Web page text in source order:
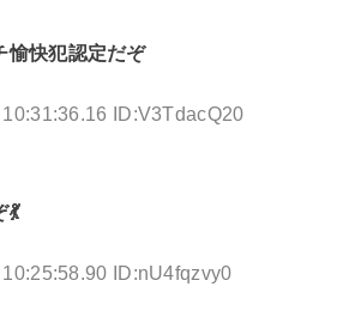
愉快犯認定だぞ
ID:V3TdacQ20
ID:nU4fqzvy0